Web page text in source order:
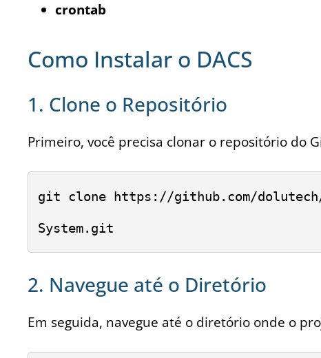
crontab
Como Instalar o DACS
1. Clone o Repositório
Primeiro, você precisa clonar o repositório do
git clone https://github.com/
System.git
2. Navegue até o Diretório
Em seguida, navegue até o diretório onde o